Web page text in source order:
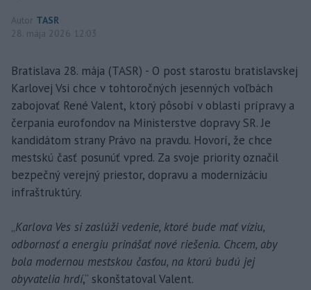
Autor TASR
28. mája 2026 12:03
Bratislava 28. mája (TASR) - O post starostu bratislavskej
Karlovej Vsi chce v tohtoročných jesenných voľbách
zabojovať René Valent, ktorý pôsobí v oblasti prípravy a
čerpania eurofondov na Ministerstve dopravy SR. Je
kandidátom strany Právo na pravdu. Hovorí, že chce
mestskú časť posunúť vpred. Za svoje priority označil
bezpečný verejný priestor, dopravu a modernizáciu
infraštruktúry.
„Karlova Ves si zaslúži vedenie, ktoré bude mať víziu,
odbornosť a energiu prinášať nové riešenia. Chcem, aby
bola modernou mestskou časťou, na ktorú budú jej
obyvatelia hrdí,“ skonštatoval Valent.